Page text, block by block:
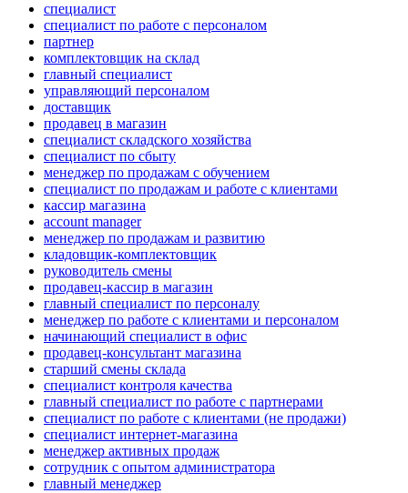
специалист
специалист по работе с персоналом
партнер
комплектовщик на склад
главный специалист
управляющий персоналом
доставщик
продавец в магазин
специалист складского хозяйства
специалист по сбыту
менеджер по продажам с обучением
специалист по продажам и работе с клиентами
кассир магазина
account manager
менеджер по продажам и развитию
кладовщик-комплектовщик
руководитель смены
продавец-кассир в магазин
главный специалист по персоналу
менеджер по работе с клиентами и персоналом
начинающий специалист в офис
продавец-консультант магазина
старший смены склада
специалист контроля качества
главный специалист по работе с партнерами
специалист по работе с клиентами (не продажи)
специалист интернет-магазина
менеджер активных продаж
сотрудник с опытом администратора
главный менеджер